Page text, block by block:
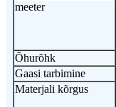
meeter
Õhurõhk
Gaasi tarbimine
Materjali kõrgus